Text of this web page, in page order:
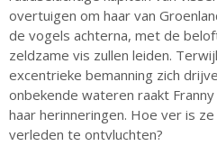
overtuigen om haar van
de vogels achterna, met de
zeldzame vis zullen leiden.
excentrieke bemanning zich
onbekende wateren raakt
haar herinneringen. Hoe ver is
verleden te ontvluchten?